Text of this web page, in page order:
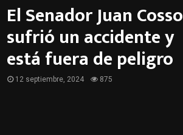
El Senador Juan Cosso
sufrió un accidente y
está fuera de peligro
12 septiembre, 2024 875